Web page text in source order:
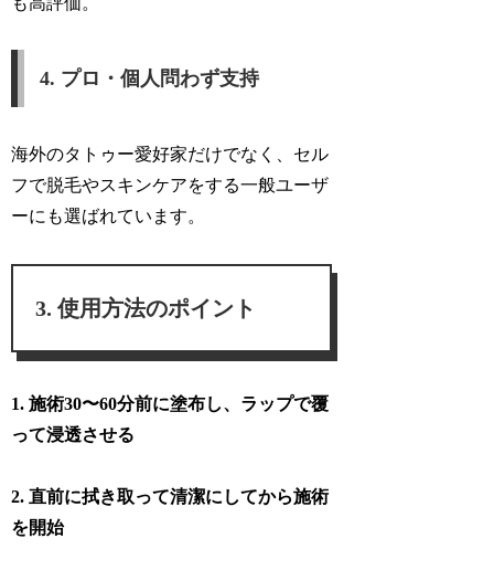
4. プロ・個人問わず支持
海外のタトゥー愛好家だけでなく、セル
フで脱毛やスキンケアをする一般ユーザ
ーにも選ばれています。
使用方法のポイント
1. 施術30〜60分前に塗布し、ラップで覆
って浸透させる
2. 直前に拭き取って清潔にしてから施術
を開始